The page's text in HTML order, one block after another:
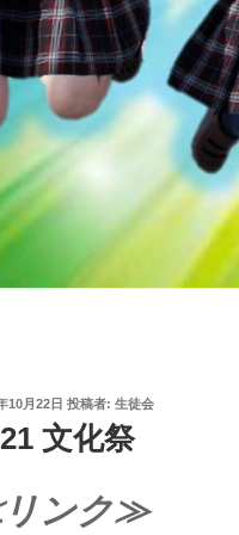
10月22日 投稿者: 生徒会
文化祭
ンク≫